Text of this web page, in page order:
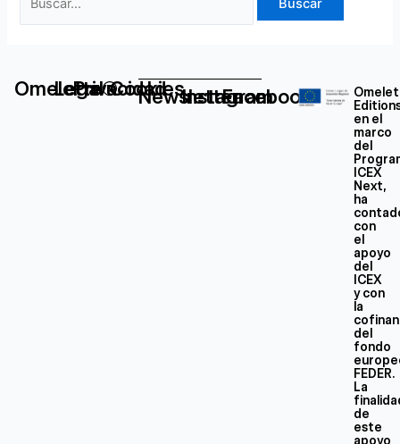
Omelette®
Legal
Privacidad
Cookies
Newsletter
Instagram
Facebook
en el
marco
del
ICEX
Next,
ha
con
el
apoyo
del
ICEX
y con
la
del
fondo
FEDER.
La
de
este
apoyo